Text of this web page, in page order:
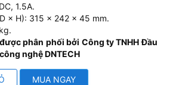
1.5A.
× H): 315 × 242 × 45 mm.
phân phối bởi Công ty TNHH Đầu
nghệ DNTECH
MUA NGAY